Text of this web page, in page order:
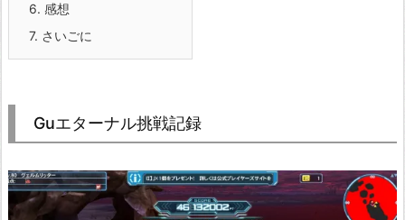
6. 感想
7. さいごに
Guエターナル挑戦記録